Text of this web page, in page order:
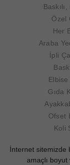
Özel
Her
Araba
İpli
Gıda
Ofset
Koli
İnternet sitemizde
amaçlı